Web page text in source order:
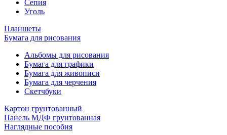
Сепия
Уголь
Планшеты
Бумага для рисования
Альбомы для рисования
Бумага для графики
Бумага для живописи
Бумага для черчения
Скетчбуки
Картон грунтованный
Панель МДФ грунтованная
Наглядные пособия